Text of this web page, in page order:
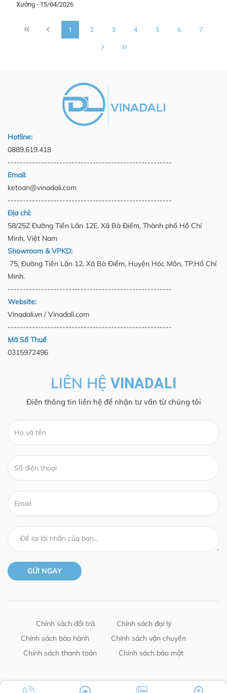
Xưởng - 15/04/2026
1 2 3 4 5 6 7
Hotline:
0889.619.418
------------------------------------------------------
Email:
ketoan@vinadali.com
------------------------------------------------------
Địa chỉ:
58/25Z Đường Tiền Lân 12E, Xã Bà Điểm, Thành phố Hồ Chí
Minh, Việt Nam
Showroom & VPKD:
75, Đường Tiền Lân 12, Xã Bà Điểm, Huyện Hóc Môn, TP.Hồ Chí
Minh.
------------------------------------------------------
Website:
Vinadali.vn / Vinadali.com
------------------------------------------------------
Mã Số Thuế
0315972496
LIÊN HỆ VINADALI
Điền thông tin liên hệ để nhận tư vấn từ chúng tôi
Chính sách đổi trả
Chính sách đại lý
Chính sách bảo hành
Chính sách vận chuyển
Chính sách thanh toán
Chính sách bảo mật